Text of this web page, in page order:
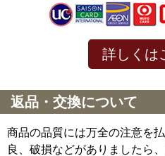
詳しくは
返品・交換について
商品の品質には万全の注意を
良、破損などがありましたら